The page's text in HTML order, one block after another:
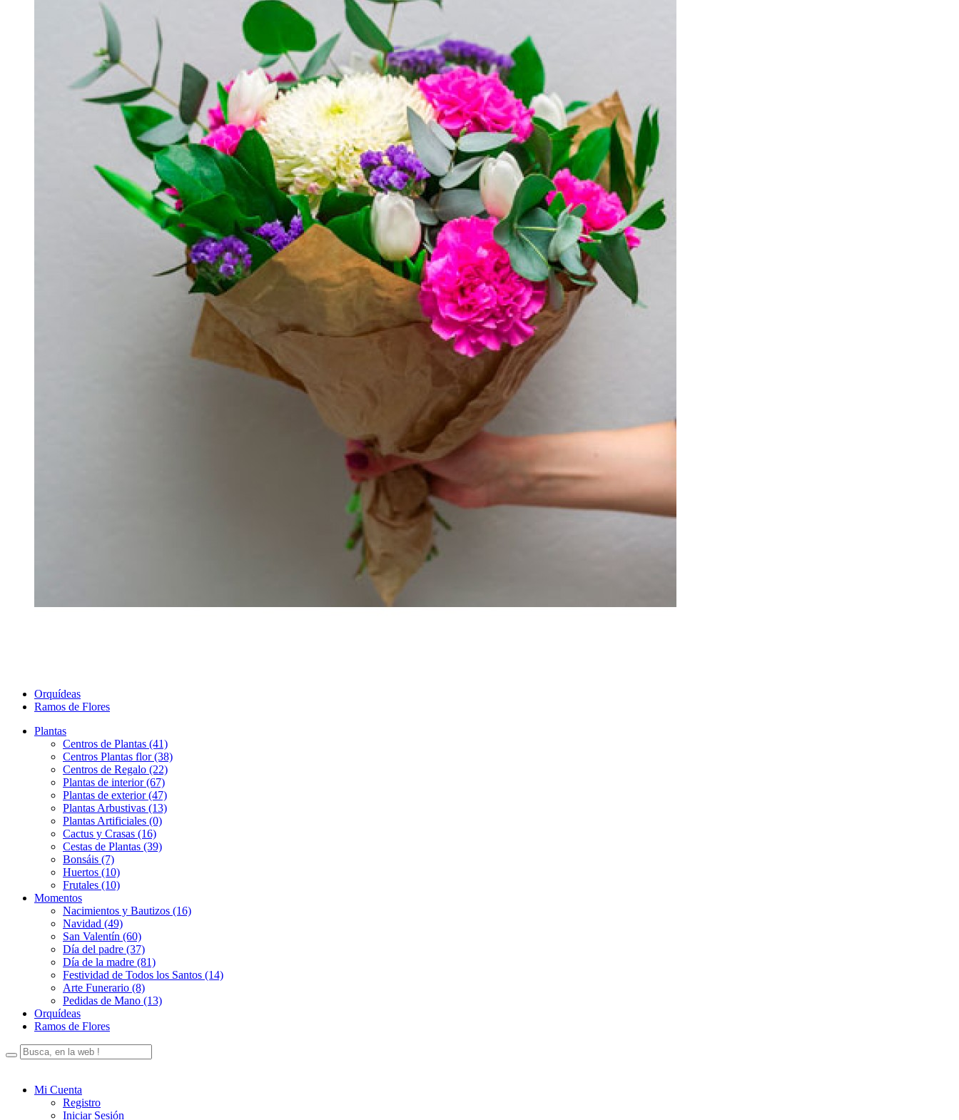
Orquídeas
Ramos de Flores
Plantas
Centros de Plantas (41)
Centros Plantas flor (38)
Centros de Regalo (22)
Plantas de interior (67)
Plantas de exterior (47)
Plantas Arbustivas (13)
Plantas Artificiales (0)
Cactus y Crasas (16)
Cestas de Plantas (39)
Bonsáis (7)
Huertos (10)
Frutales (10)
Momentos
Nacimientos y Bautizos (16)
Navidad (49)
San Valentín (60)
Día del padre (37)
Día de la madre (81)
Festividad de Todos los Santos (14)
Arte Funerario (8)
Pedidas de Mano (13)
Orquídeas
Ramos de Flores
Mi Cuenta
Registro
Iniciar Sesión